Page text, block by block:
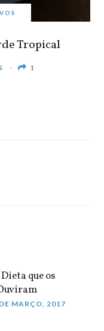
Tropical
1
que os
MARÇO, 2017